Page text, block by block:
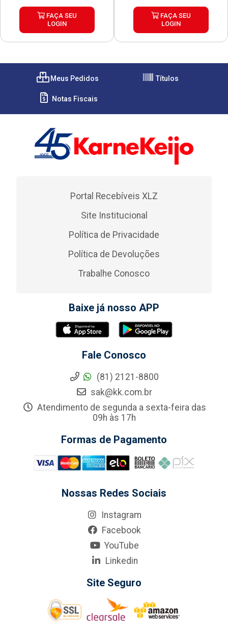
FAÇA SEU
LOGIN
FAÇA SEU
LOGIN
Meus Pedidos Títulos
Notas Fiscais
Portal Recebíveis XLZ
Site Institucional
Política de Privacidade
Política de Devoluções
Trabalhe Conosco
Baixe já nosso APP
Fale Conosco
(81) 2121-8800
sak@kk.com.br
Atendimento de segunda a sexta-feira das
09h às 17h
Formas de Pagamento
Nossas Redes Sociais
Instagram
Facebook
YouTube
Linkedin
Site Seguro